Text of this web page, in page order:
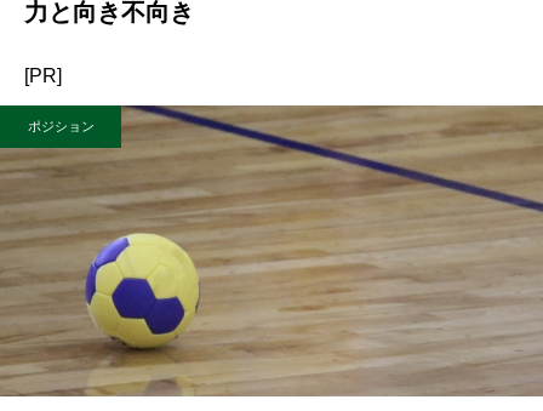
力と向き不向き
[PR]
ポジション